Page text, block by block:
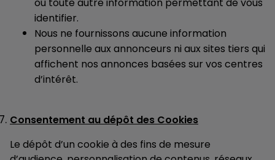
identifier.
Nous ne fournissons aucune information
personnelle aux annonceurs ni aux sites tiers qui
affichent nos annonces basées sur vos centres
d’intérêt.
Consentement au dépôt des Cookies
Le dépôt d’un cookie à des fins de mesure